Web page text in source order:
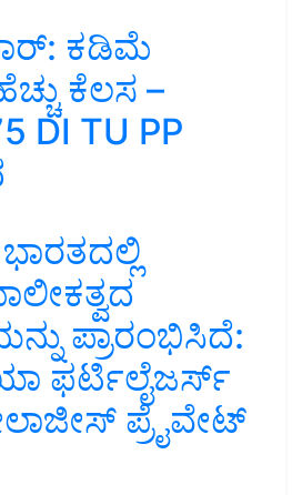
ಕಡಿಮೆ
ಕೆಲಸ –
DI TU PP
ಪ್ರಾರಂಭಿಸಿದೆ:
ಫರ್ಟಿಲೈಜರ್ಸ್
ಪ್ರೈವೇಟ್